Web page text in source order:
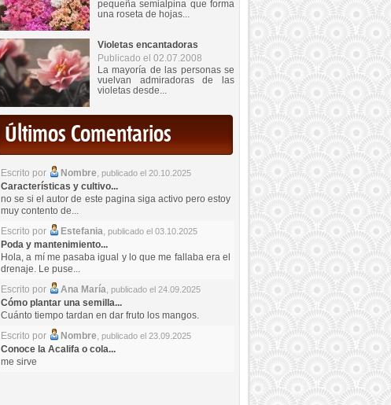
pequeña semialpina que forma
una roseta de hojas...
Violetas encantadoras
Publicado el 02.07.2008
La mayoría de las personas se
vuelvan admiradoras de las
violetas desde...
Últimos Comentarios
Escrito por Nombre, publicado el 20.10.2025
Características y cultivo...
no se si el autor de este pagina siga activo pero estoy
muy contento de...
Escrito por
Estefania, publicado el 03.10.2025
Poda y mantenimiento...
Hola, a mí me pasaba igual y lo que me fallaba era el
drenaje. Le puse...
Escrito por
Ana María, publicado el 24.09.2025
Cómo plantar una semilla...
Cuánto tiempo tardan en dar fruto los mangos.
Escrito por
Nombre, publicado el 23.09.2025
Conoce la Acalifa o cola...
me sirve